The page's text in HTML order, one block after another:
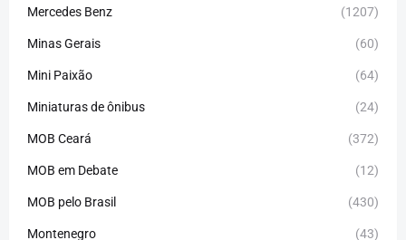
Mercedes Benz (1207)
Minas Gerais (60)
Mini Paixão (64)
Miniaturas de ônibus (24)
MOB Ceará (372)
MOB em Debate (12)
MOB pelo Brasil (430)
Montenegro (43)